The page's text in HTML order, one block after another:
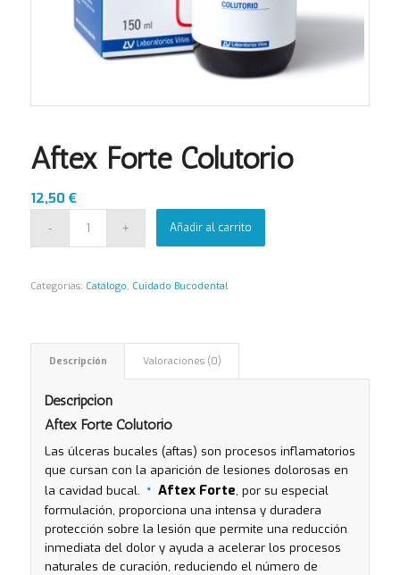
Aftex Forte Colutorio
12,50 €
Añadir al carrito
Categorías: Catálogo, Cuidado Bucodental
Descripción Valoraciones (0)
Descripción
Aftex Forte Colutorio
Las úlceras bucales (aftas) son procesos inflamatorios
que cursan con la aparición de lesiones dolorosas en
la cavidad bucal.
Aftex Forte, por su especial
formulación, proporciona una intensa y duradera
protección sobre la lesión que permite una reducción
inmediata del dolor y ayuda a acelerar los procesos
naturales de curación, reduciendo el número de